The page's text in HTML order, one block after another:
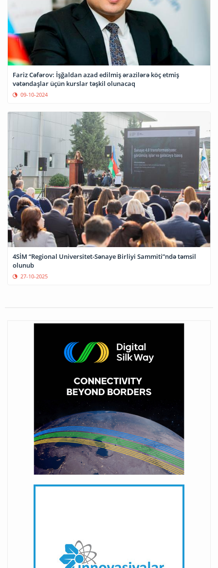
Fariz Cəfərov: İşğaldan azad edilmiş ərazilərə köç etmiş
vətəndaşlar üçün kurslar təşkil olunacaq
09-10-2024
4SİM “Regional Universitet-Sənaye Birliyi Sammiti”ndə təmsil
olunub
27-10-2025